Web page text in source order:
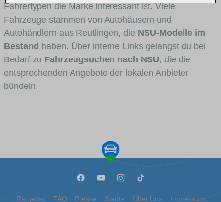
Fahrertypen die Marke interessant ist. Viele
Fahrzeuge stammen von Autohäusern und
Autohändlern aus Reutlingen, die NSU-Modelle im
Bestand haben. Über interne Links gelangst du bei
Bedarf zu Fahrzeugsuchen nach NSU, die die
entsprechenden Angebote der lokalen Anbieter
bündeln.
Ratgeber FAQ Presse Städte Über Uns Impressum